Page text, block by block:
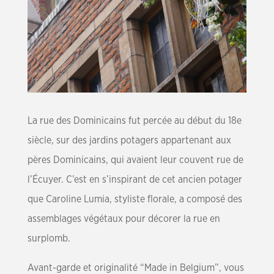
La rue des Dominicains fut percée au début du 18e
siècle, sur des jardins potagers appartenant aux
pères Dominicains, qui avaient leur couvent rue de
l’Écuyer. C’est en s’inspirant de cet ancien potager
que Caroline Lumia, styliste florale, a composé des
assemblages végétaux pour décorer la rue en
surplomb.
Avant-garde et originalité “Made in Belgium”, vous